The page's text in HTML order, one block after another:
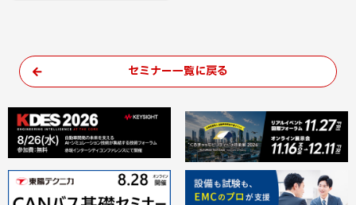
セミナー一覧に戻る